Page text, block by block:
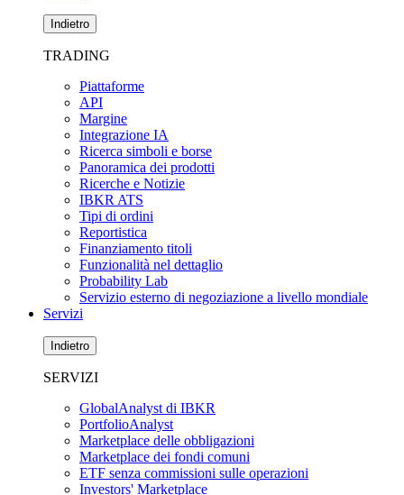
Indietro
TRADING
Piattaforme
API
Margine
Integrazione IA
Ricerca simboli e borse
Panoramica dei prodotti
Ricerche e Notizie
IBKR ATS
Tipi di ordini
Reportistica
Finanziamento titoli
Funzionalità nel dettaglio
Probability Lab
Servizio esterno di negoziazione a livello mondiale
Servizi
Indietro
SERVIZI
GlobalAnalyst di IBKR
PortfolioAnalyst
Marketplace delle obbligazioni
Marketplace dei fondi comuni
ETF senza commissioni sulle operazioni
Investors' Marketplace